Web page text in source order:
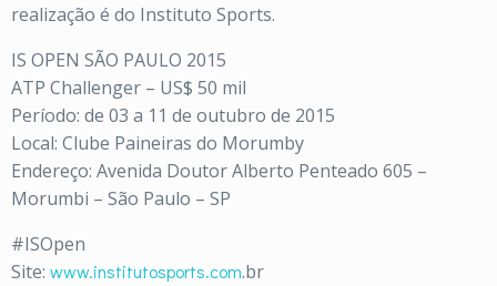
realização é do Instituto Sports.
IS OPEN SÃO PAULO 2015
ATP Challenger – US$ 50 mil
Período: de 03 a 11 de outubro de 2015
Local: Clube Paineiras do Morumby
Endereço: Avenida Doutor Alberto Penteado 605 –
Morumbi – São Paulo – SP
#ISOpen
Site: www.institutosports.com.br